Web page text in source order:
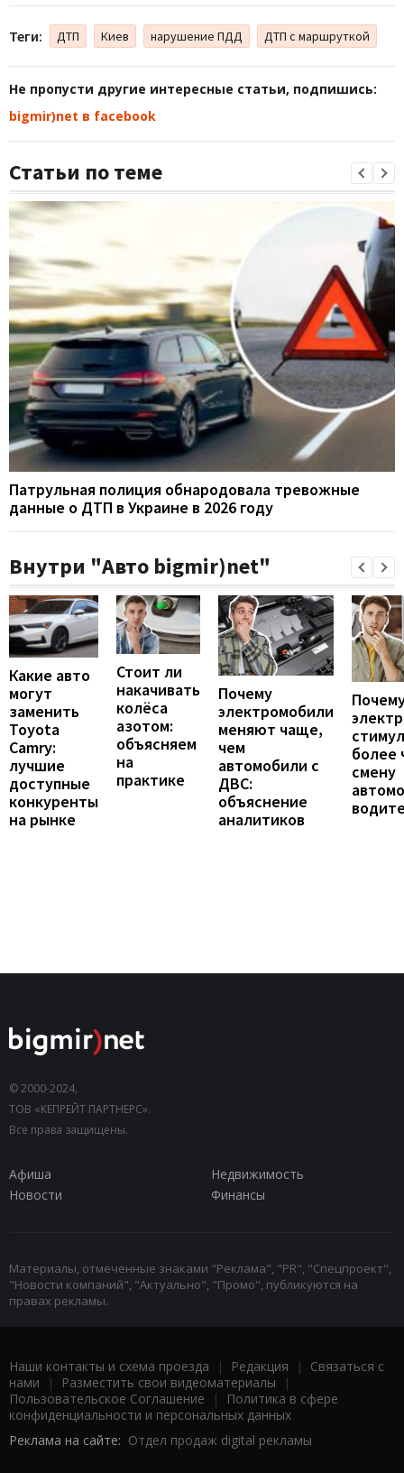
Теги: ДТП Киев нарушение ПДД ДТП с маршруткой
Не пропусти другие интересные статьи, подпишись:
bigmir)net в facebook
Статьи по теме
Патрульная полиция обнародовала тревожные
данные о ДТП в Украине в 2026 году
Внутри "Авто bigmir)net"
Какие авто
могут
заменить
Toyota
Camry:
лучшие
доступные
конкуренты
на рынке
Стоит ли
накачивать
колёса
азотом:
объясняем
на
практике
Почему
электромобили
меняют чаще,
чем
автомобили с
ДВС:
объяснение
аналитиков
более
смену
© 2000-2024,
ТОВ «КЕПРЕЙТ ПАРТНЕРС».
Все права защищены.
Афиша
Недвижимость
Новости
Финансы
Материалы, отмеченные знаками "Реклама", "PR", "Спецпроект",
"Новости компаний", "Актуально", "Промо", публикуются на
правах рекламы.
Наши контакты и схема проезда | Редакция | Связаться с
нами | Разместить свои видеоматериалы |
Пользовательское Соглашение |
Политика в сфере
конфиденциальности и персональных данных
Реклама на сайте: Отдел продаж digital рекламы